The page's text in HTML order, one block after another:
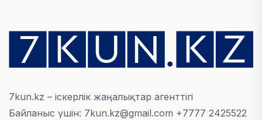
ҚАРЖЫ
Отбасы банктің қолдауымен 1,5 жыл ішінде 40
мыңға жуық отбасы қоныс тойын тойлады
7kun.kz – іскерлік жаңалықтар агенттігі
Байланыс үшін: 7kun.kz@gmail.com +7777 2425522